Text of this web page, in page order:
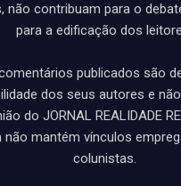
não contribuam para o
para a edificação dos
publicados são
dos seus autores e
do JORNAL REALIDADE
não mantém vínculos
colunistas.